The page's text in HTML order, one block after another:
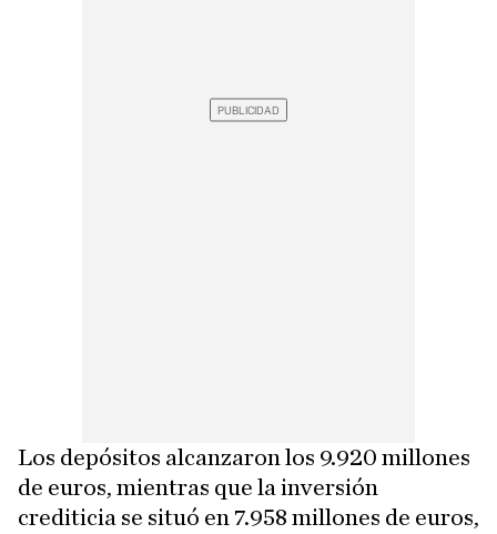
Los depósitos alcanzaron los 9.920 millones
de euros, mientras que la inversión
crediticia se situó en 7.958 millones de euros,